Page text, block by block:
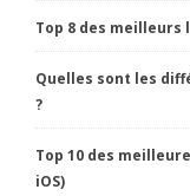
Top 8 des
Quelles sont les
?
Top 10 des
iOS)